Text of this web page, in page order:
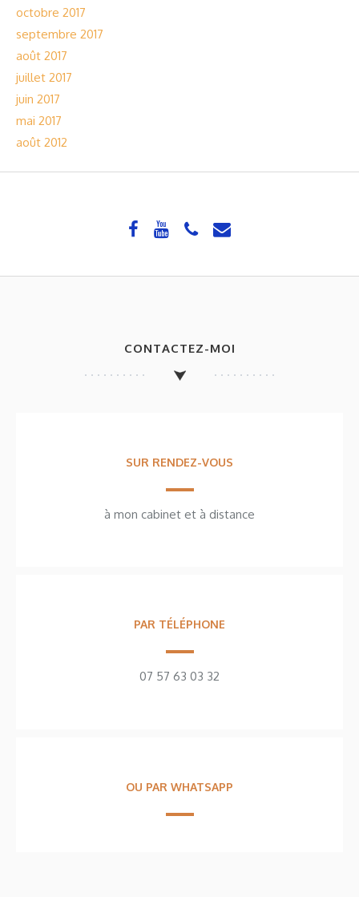
octobre 2017
septembre 2017
août 2017
juillet 2017
juin 2017
mai 2017
août 2012
CONTACTEZ-MOI
SUR RENDEZ-VOUS
à mon cabinet et à distance
PAR TÉLÉPHONE
07 57 63 03 32
OU PAR WHATSAPP